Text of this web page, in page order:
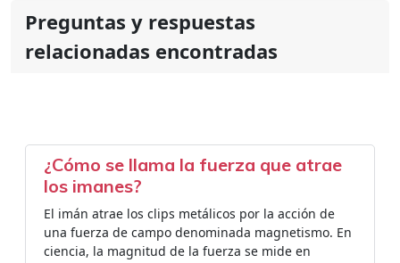
Preguntas y respuestas
relacionadas encontradas
¿Cómo se llama la fuerza que atrae
los imanes?
El imán atrae los clips metálicos por la acción de
una fuerza de campo denominada magnetismo. En
ciencia, la magnitud de la fuerza se mide en